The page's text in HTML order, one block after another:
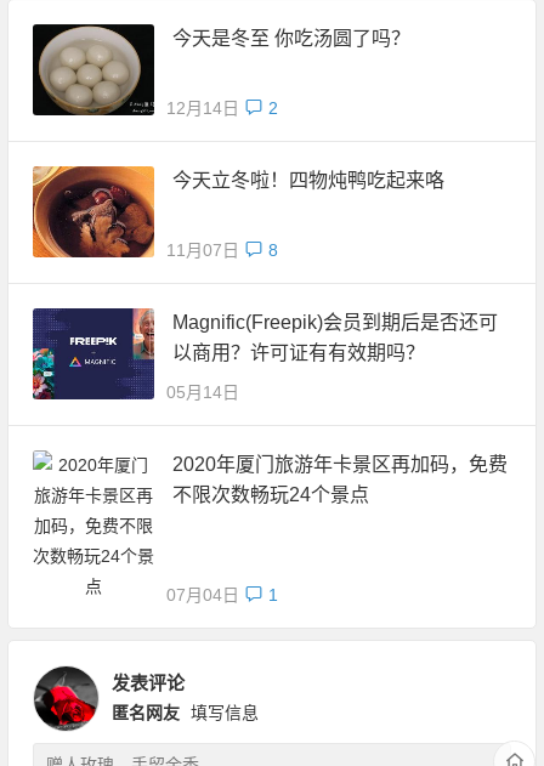
今天是冬至 你吃汤圆了吗？
12月14日 2
今天立冬啦！四物炖鸭吃起来咯
11月07日 8
Magnific(Freepik)会员到期后是否还可
以商用？许可证有有效期吗？
05月14日
2020年厦门旅游年卡景区再加码，免费
不限次数畅玩24个景点
07月04日 1
发表评论
匿名网友 填写信息